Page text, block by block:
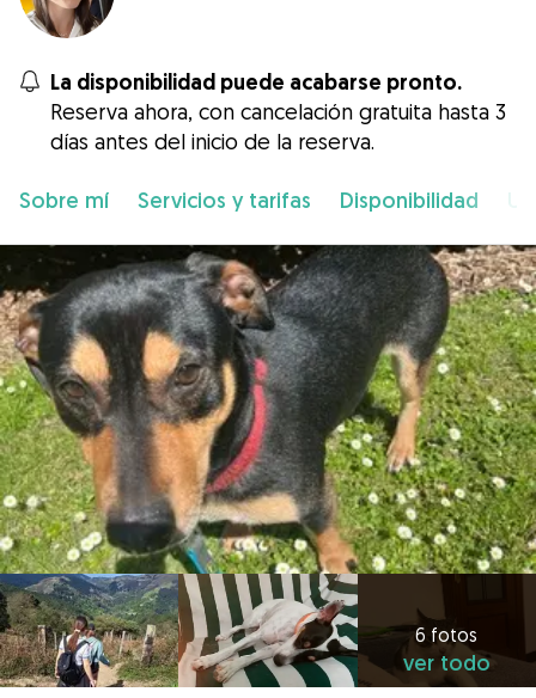
La disponibilidad puede acabarse pronto.
Reserva ahora, con cancelación gratuita hasta 3
días antes del inicio de la reserva.
Sobre mí Servicios y tarifas Disponibilidad
6 fotos
ver todo